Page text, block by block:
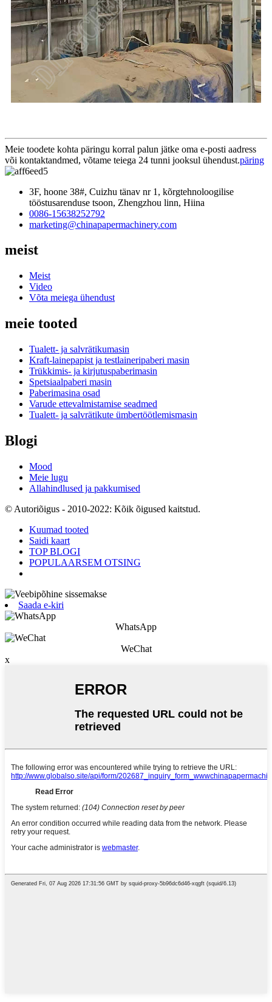
Meie toodete kohta päringu korral palun jätke oma e-posti aadress
või kontaktandmed, võtame teiega 24 tunni jooksul ühendust.päring
3F, hoone 38#, Cuizhu tänav nr 1, kõrgtehnoloogilise
tööstusarenduse tsoon, Zhengzhou linn, Hiina
0086-15638252792
marketing@chinapapermachinery.com
meist
Meist
Video
Võta meiega ühendust
meie tooted
Tualett- ja salvrätikumasin
Kraft-lainepapist ja testlaineripaberi masin
Trükkimis- ja kirjutuspaberimasin
Spetsiaalpaberi masin
Paberimasina osad
Varude ettevalmistamise seadmed
Tualett- ja salvrätikute ümbertöötlemismasin
Blogi
Mood
Meie lugu
Allahindlused ja pakkumised
© Autoriõigus - 2010-2022: Kõik õigused kaitstud.
Kuumad tooted
Saidi kaart
TOP BLOGI
POPULAARSEM OTSING
Saada e-kiri
WhatsApp
WeChat
x